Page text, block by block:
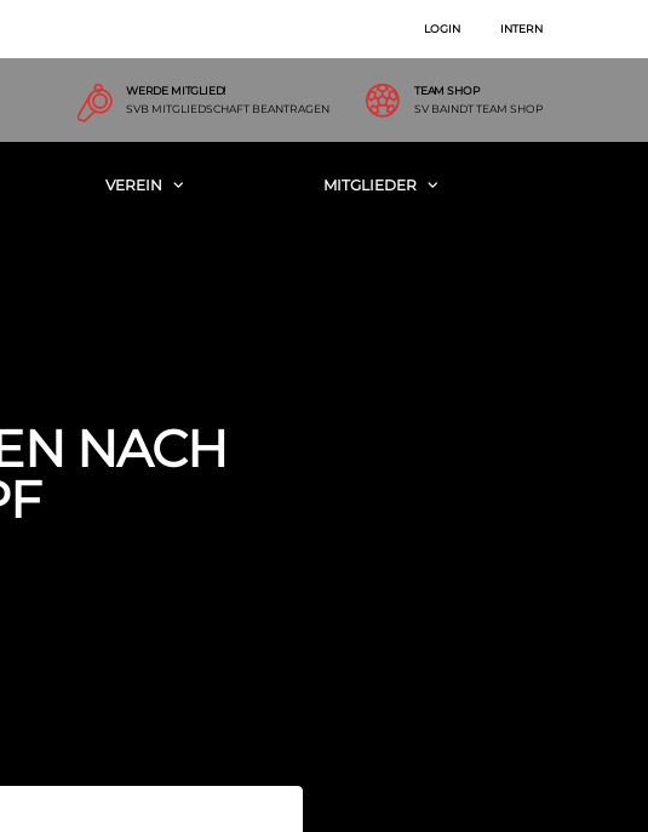
LOGIN INTERN
WERDE MITGLIED!
SVB MITGLIEDSCHAFT BEANTRAGEN
TEAM SHOP
SV BAINDT TEAM SHOP
VEREIN MITGLIEDER
NACH